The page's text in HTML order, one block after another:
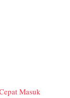
Masuk